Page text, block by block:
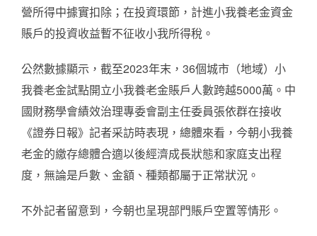
營所得中據實扣除；在投資環節，計進小我養老金資金
賬戶的投資收益暫不征收小我所得稅。
公然數據顯示，截至2023年末，36個城市（地域）小
我養老金試點開立小我養老金賬戶人數跨越5000萬。中
國財務學會績效治理專委會副主任委員張依群在接收
《證券日報》記者采訪時表現，總體來看，今朝小我養
老金的繳存總體合適以後經濟成長狀態和家庭支出程
度，無論是戶數、金額、種類都屬于正常狀況。
不外記者留意到，今朝也呈現部門賬戶空置等情形。